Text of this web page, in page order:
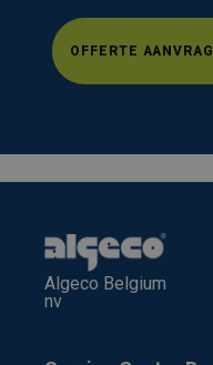
OFFERTE
Algeco Belgium
nv